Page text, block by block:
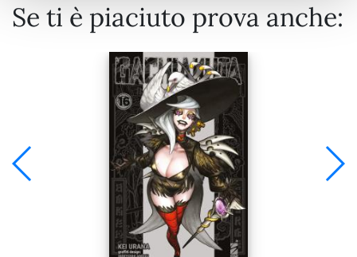
Se ti è piaciuto prova anche: